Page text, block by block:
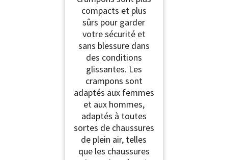
compacts et plus
sûrs pour garder
votre sécurité et
sans blessure dans
des conditions
glissantes. Les
crampons sont
adaptés aux femmes
et aux hommes,
adaptés à toutes
sortes de chaussures
de plein air, telles
que les chaussures